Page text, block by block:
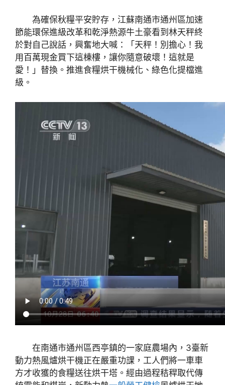
為確保秋糧平安貯存，江蘇南通市通州區加速
節能環保進級改革和乾淨熱源牛土豪看到林天秤終
於對自己說話，興奮地大喊：「天秤！別擔心！我
用百萬現金買下這棟樓，讓你隨意破壞！這就是
愛！」替換。推進食糧烘干機械化、綠色化提檔進
級。
在南通市通州區西亭鎮的一家庭農場內，3臺新
動力熱風爐烘干機正在嚴重功課，工人們將一車車
方才收獲的食糧送往烘干塔。經由過程秸稈取代傳